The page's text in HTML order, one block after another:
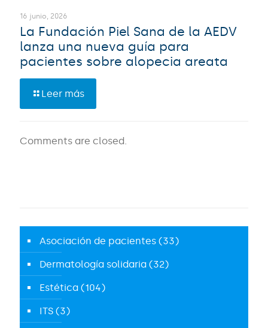
16 junio, 2026
La Fundación Piel Sana de la AEDV
lanza una nueva guía para
pacientes sobre alopecia areata
Leer más
Comments are closed.
Asociación de pacientes (33)
Dermatología solidaria (32)
Estética (104)
ITS (3)